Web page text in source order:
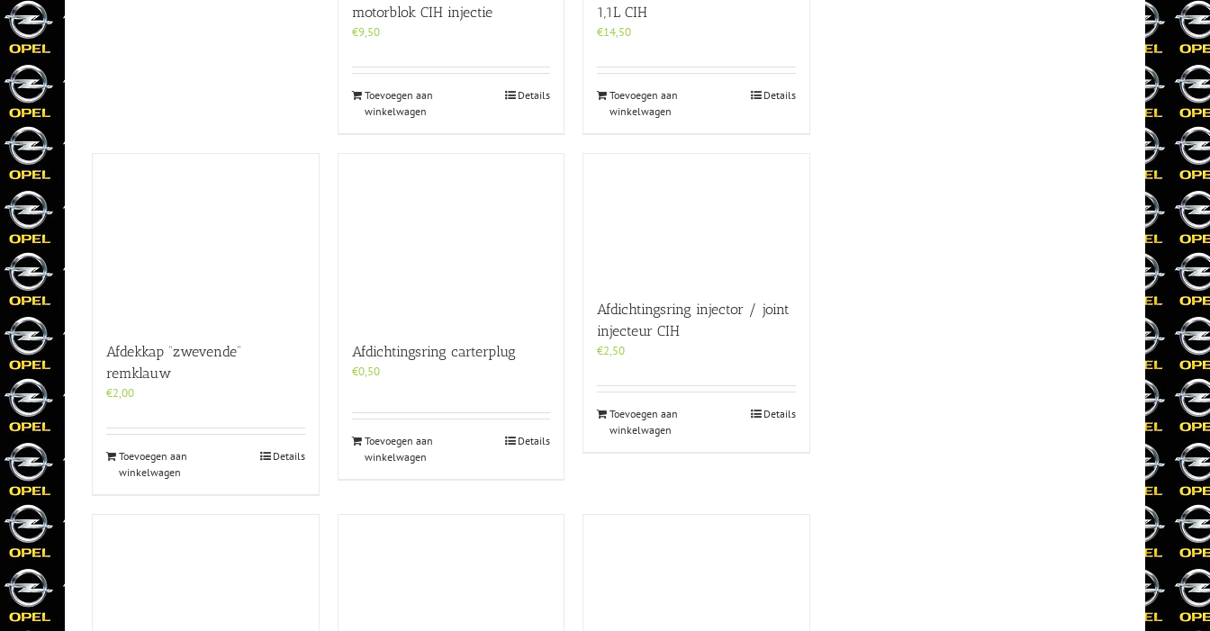
motorblok CIH injectie
€9,50
Toevoegen aan
winkelwagen
Details
1,1L CIH
€14,50
Toevoegen aan
winkelwagen
Details
Afdekkap “zwevende”
remklauw
€2,00
Toevoegen aan
winkelwagen
Details
Afdichtingsring carterplug
€0,50
Toevoegen aan
winkelwagen
Details
Afdichtingsring injector / joint
injecteur CIH
€2,50
Toevoegen aan
winkelwagen
Details